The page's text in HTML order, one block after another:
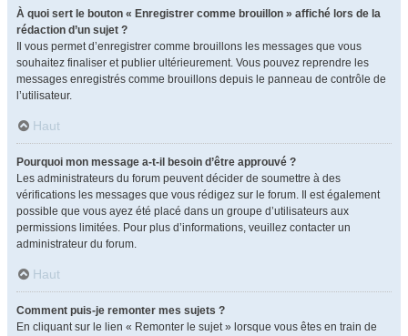
À quoi sert le bouton « Enregistrer comme brouillon » affiché lors de la
rédaction d’un sujet ?
Il vous permet d’enregistrer comme brouillons les messages que vous
souhaitez finaliser et publier ultérieurement. Vous pouvez reprendre les
messages enregistrés comme brouillons depuis le panneau de contrôle de
l’utilisateur.
Haut
Pourquoi mon message a-t-il besoin d’être approuvé ?
Les administrateurs du forum peuvent décider de soumettre à des
vérifications les messages que vous rédigez sur le forum. Il est également
possible que vous ayez été placé dans un groupe d’utilisateurs aux
permissions limitées. Pour plus d’informations, veuillez contacter un
administrateur du forum.
Haut
Comment puis-je remonter mes sujets ?
En cliquant sur le lien « Remonter le sujet » lorsque vous êtes en train de